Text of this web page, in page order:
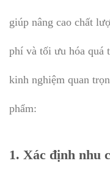
giúp nâng cao chất
phí và tối ưu hóa quá
kinh nghiệm quan
phẩm:
1. Xác định nhu